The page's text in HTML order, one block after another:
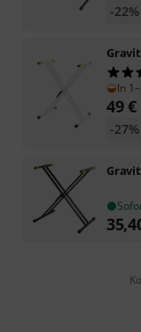
-22%
In
49€
-27%